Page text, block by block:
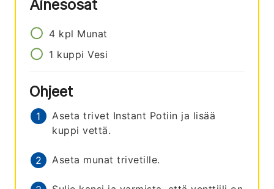
Ainesosat
4 kpl Munat
1 kuppi Vesi
Ohjeet
Aseta trivet Instant Potiin ja lisää
kuppi vettä.
Aseta munat trivetille.